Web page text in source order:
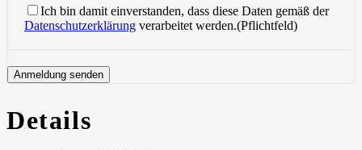
Ich bin damit einverstanden, dass diese Daten gemäß der
Datenschutzerklärung verarbeitet werden.(Pflichtfeld)
Details